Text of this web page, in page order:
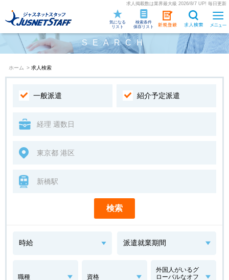
求人掲載数は業界最大級 2026/8/7 UP! 毎日更新
検索条件
保存リスト
気になる
リスト
SEARCH
ホーム > 求人検索
一般派遣 紹介予定派遣
検索
職種 資格
外国人がいるグ
ローバルなオフ